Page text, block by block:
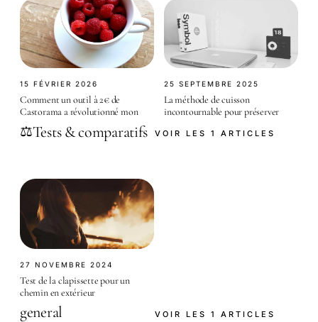
15 FÉVRIER 2026
Comment un outil à 2€ de
Castorama a révolutionné mon
25 SEPTEMBRE 2025
La méthode de cuisson
incontournable pour préserver
⚖️Tests & comparatifs VOIR LES 1 ARTICLES
27 NOVEMBRE 2024
Test de la clapissette pour un
chemin en extérieur
general VOIR LES 1 ARTICLES